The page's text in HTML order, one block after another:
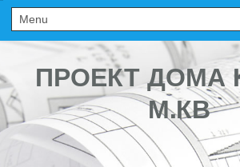
ПРОЕКТ ДОМА
М.КВ